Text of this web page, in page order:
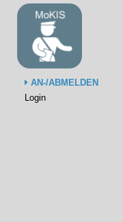
AN-/ABMELDEN
Login